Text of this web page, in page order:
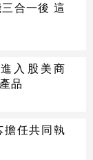
三合一後 這
入股美商
品
擔任共同執